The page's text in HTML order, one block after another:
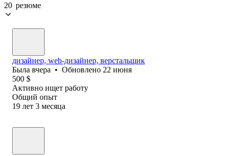
20 резюме
дизайнер, web-дизайнер, верстальщик
Была вчера • Обновлено 22 июня
500 $
Активно ищет работу
Общий опыт
19 лет 3 месяца